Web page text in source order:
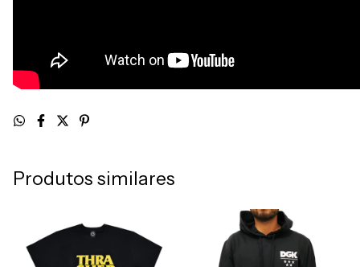
Produtos similares